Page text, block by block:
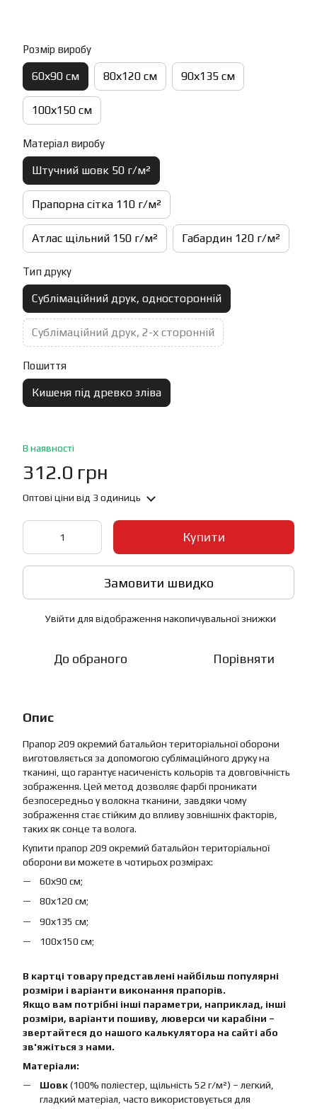
Розмір виробу
60х90 см 80х120 см 90х135 см
100х150 см
Матеріал виробу
Штучний шовк 50 г/м²
Прапорна сітка 110 г/м²
Атлас щільний 150 г/м² Габардин 120 г/м²
Тип друку
Сублімаційний друк, односторонній
Сублімаційний друк, 2-х сторонній
Пошиття
Кишеня під древко зліва
В наявності
312.0 грн
Оптові ціни від 3 одиниць
Купити
Замовити швидко
Увійти для відображення накопичувальної знижки
До обраного Порівняти
Опис
Прапор 209 окремий батальйон територіальної оборони
виготовляється за допомогою сублімаційного друку на
тканині, що гарантує насиченість кольорів та довговічність
зображення. Цей метод дозволяє фарбі проникати
безпосередньо у волокна тканини, завдяки чому
зображення стає стійким до впливу зовнішніх факторів,
таких як сонце та волога.
Купити прапор 209 окремий батальйон територіальної
оборони ви можете в чотирьох розмірах:
60х90 см;
80х120 см;
90х135 см;
100х150 см;
В картці товару представлені найбільш популярні
розміри і варіанти виконання прапорів.
Якщо вам потрібні інші параметри, наприклад, інші
розміри, варіанти пошиву, люверси чи карабіни –
звертайтеся до нашого калькулятора на сайті або
зв'яжіться з нами.
Матеріали:
Шовк(100% поліестер, щільність 52 г/м²) – легкий,
гладкий матеріал, часто використовується для